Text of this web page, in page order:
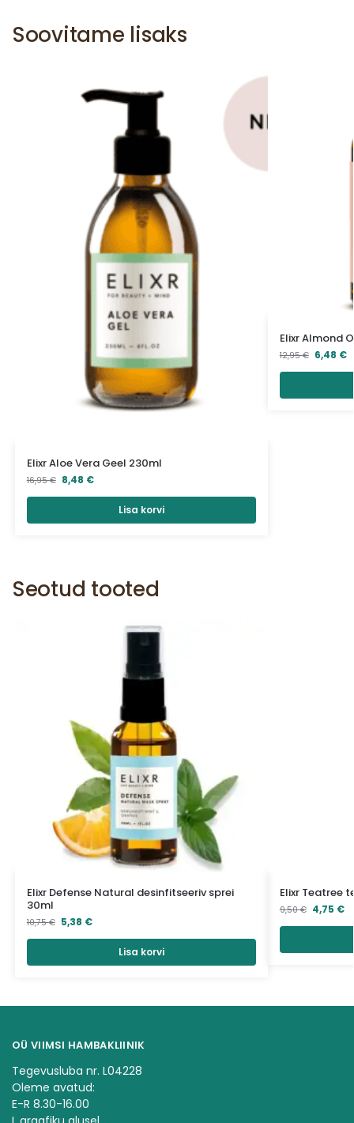
Soovitame lisaks
Elixr Aloe Vera Geel 230ml
16,95€ 8,48 €
Lisa korvi
Elixr Almond
12,95€ 6,48 €
Seotud tooted
Elixr Defense Natural desinfitseeriv sprei
30ml
10,75€ 5,38 €
Lisa korvi
Elixr Teatree
9,50€ 4,75 €
OÜ VIIMSI HAMBAKLIINIK
Tegevusluba nr. L04228
Oleme avatud:
E-R 8.30-16.00